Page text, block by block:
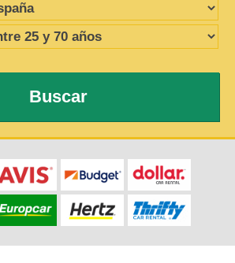
Buscar